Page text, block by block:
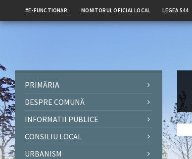
#E-FUNCTIONAR: MONITORUL OFICIAL LOCAL LEGEA 544
PRIMĂRIA
DESPRE COMUNĂ
INFORMATII PUBLICE
CONSILIU LOCAL
URBANISM